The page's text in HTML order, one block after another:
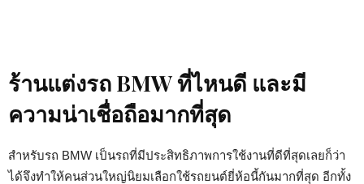
ร้านแต่งรถ BMW ที่ไหนดี และมี
ความน่าเชื่อถือมากที่สุด
สำหรับรถ BMW เป็นรถที่มีประสิทธิภาพการใช้งานที่ดีที่สุดเลยก็ว่า
ได้จึงทำให้คนส่วนใหญ่นิยมเลือกใช้รถยนต์ยี่ห้อนี้กันมากที่สุด อีกทั้ง